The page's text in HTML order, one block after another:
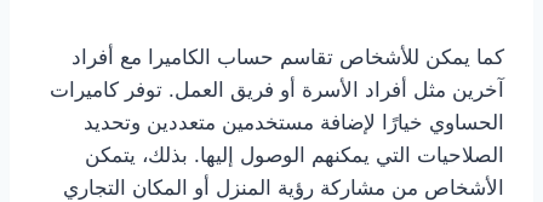
كما يمكن للأشخاص تقاسم حساب الكاميرا مع أفراد
آخرين مثل أفراد الأسرة أو فريق العمل. توفر كاميرات
الحساوي خيارًا لإضافة مستخدمين متعددين وتحديد
الصلاحيات التي يمكنهم الوصول إليها. بذلك، يتمكن
الأشخاص من مشاركة رؤية المنزل أو المكان التجاري